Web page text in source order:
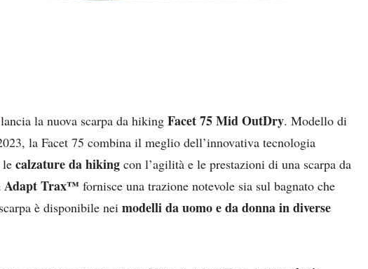
lancia la nuova scarpa da hiking Facet 75 Mid OutDry. Modello di
la Facet 75 combina il meglio dell’innovativa tecnologia
le calzature da hiking con l’agilità e le prestazioni di una scarpa da
Adapt Trax™ fornisce una trazione notevole sia sul bagnato che
è disponibile nei modelli da uomo e da donna in diverse